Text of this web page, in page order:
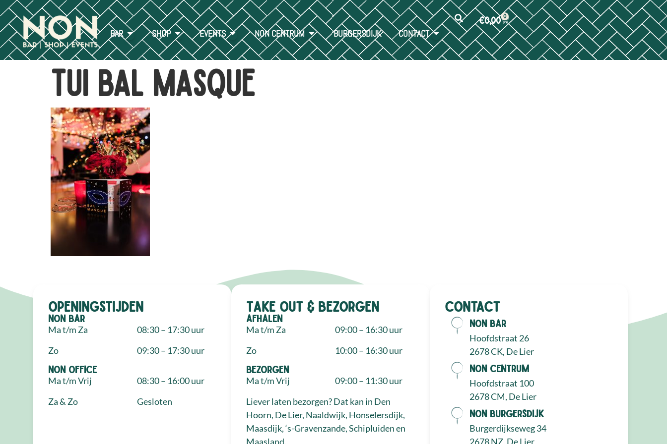
BAR SHOP EVENTS NON CENTRUM BURGERSDIJK CONTACT
€0,00 0
tui bal masque
Openingstijden
NON Bar
Ma t/m Za
Zo
08:30 – 17:30 uur
09:30 – 17:30 uur
NON Office
Ma t/m Vrij
Za & Zo
08:30 – 16:00 uur
Gesloten
Take out & bezorgen
Afhalen
Ma t/m Za
Zo
09:00 – 16:30 uur
10:00 – 16:30 uur
Bezorgen
Ma t/m Vrij
09:00 – 11:30 uur
Liever laten bezorgen? Dat kan in Den
Hoorn, De Lier, Naaldwijk, Honselersdijk,
Maasdijk, ‘s-Gravenzande, Schipluiden en
Maasland.
Contact
NON Bar
Hoofdstraat 26
2678 CK, De Lier
NON Centrum
Hoofdstraat 100
2678 CM, De Lier
NON Burgersdijk
Burgerdijkseweg 34
2678 NZ, De Lier